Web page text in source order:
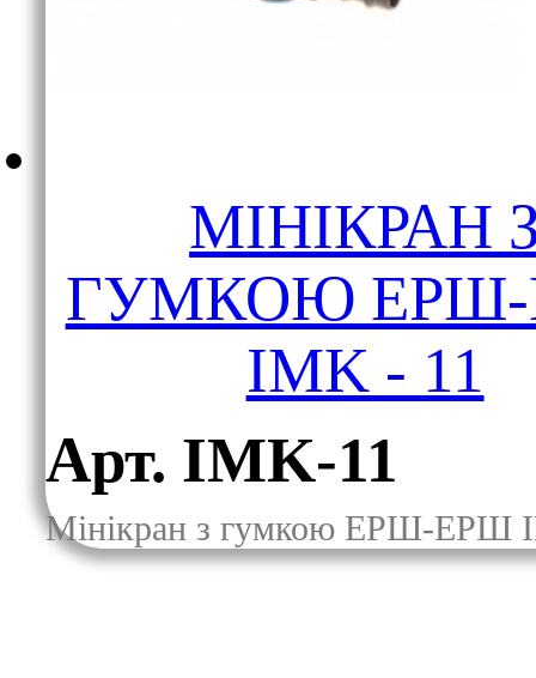
МІНІКРАН
ГУМКОЮ
IMK - 11
Арт. IMK-11
Мінікран з гумкою ЕРШ-ЕРШ